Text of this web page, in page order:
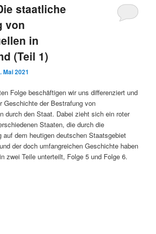
staatliche
von
in
(Teil 1)
Mai 2021
Folge beschäftigen wir uns differenziert und
Geschichte der Bestrafung von
durch den Staat. Dabei zieht sich ein roter
Staaten, die durch die
auf dem heutigen deutschen Staatsgebiet
der doch umfangreichen Geschichte haben
zwei Teile unterteilt, Folge 5 und Folge 6.